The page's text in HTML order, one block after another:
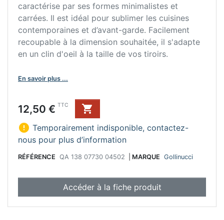
caractérise par ses formes minimalistes et
carrées. Il est idéal pour sublimer les cuisines
contemporaines et d’avant-garde. Facilement
recoupable à la dimension souhaitée, il s'adapte
en un clin d'oeil à la taille de vos tiroirs.
En savoir plus ...
Prix
12,50 € TTC

 Temporairement indisponible, contactez-
nous pour plus d’information
RÉFÉRENCE QA 138 07730 04502 MARQUE Gollinucci
Accéder à la fiche produit